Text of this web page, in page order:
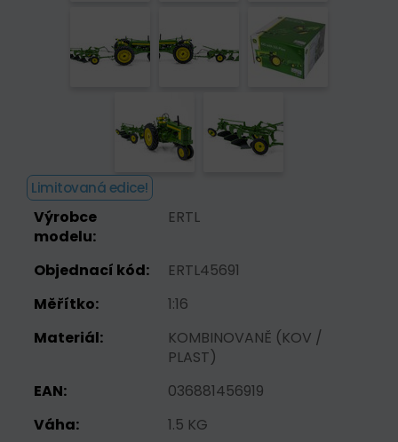
Limitovaná edice!
Výrobce
modelu:
ERTL
Objednací kód:
ERTL45691
Měřítko:
1:16
Materiál:
KOMBINOVANĚ (KOV /
PLAST)
EAN:
036881456919
Váha:
1.5 KG